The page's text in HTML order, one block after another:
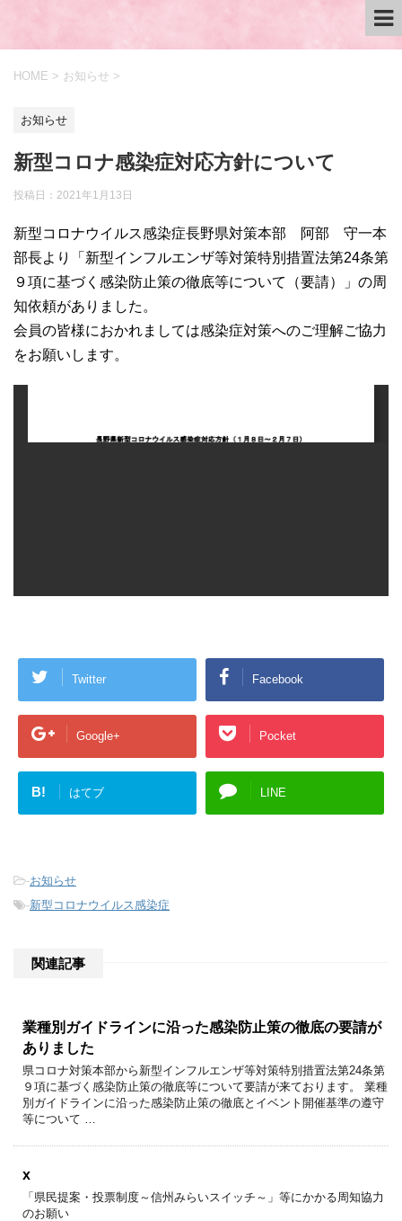
HOME > お知らせ >
お知らせ
新型コロナ感染症対応方針について
投稿日： 2021年1月13日
新型コロナウイルス感染症長野県対策本部 阿部 守一本
部長より「新型インフルエンザ等対策特別措置法第24条第
９項に基づく感染防止策の徹底等について（要請）」の周
知依頼がありました。
会員の皆様におかれましては感染症対策へのご理解ご協力
をお願いします。
Twitter Facebook
Google+ Pocket
B! はてブ LINE
-お知らせ
-新型コロナウイルス感染症
関連記事
業種別ガイドラインに沿った感染防止策の徹底の要請が
ありました
県コロナ対策本部から新型インフルエンザ等対策特別措置法第24条第
９項に基づく感染防止策の徹底等について要請が来ております。 業種
別ガイドラインに沿った感染防止策の徹底とイベント開催基準の遵守
等について …
x
「県民提案・投票制度～信州みらいスイッチ～」等にかかる周知協力
のお願い